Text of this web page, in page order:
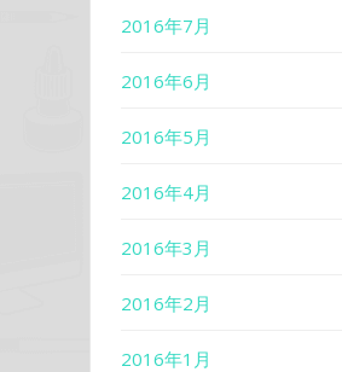
2016年7月
2016年6月
2016年5月
2016年4月
2016年3月
2016年2月
2016年1月